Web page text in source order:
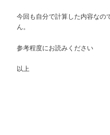
今回も自分で計算した内容なの
ん。
参考程度にお読みください
以上